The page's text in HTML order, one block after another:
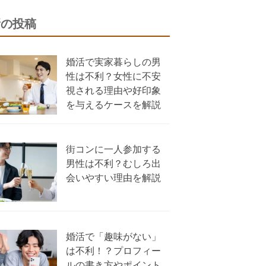
投稿
婚活で実家暮らしの男
性は不利？女性に不安
視される理由や好印象
を与えるケースを解説
街コンに一人参加する
男性は不利？むしろ出
会いやすい理由を解説
婚活で「趣味がない」
は不利！？プロフィー